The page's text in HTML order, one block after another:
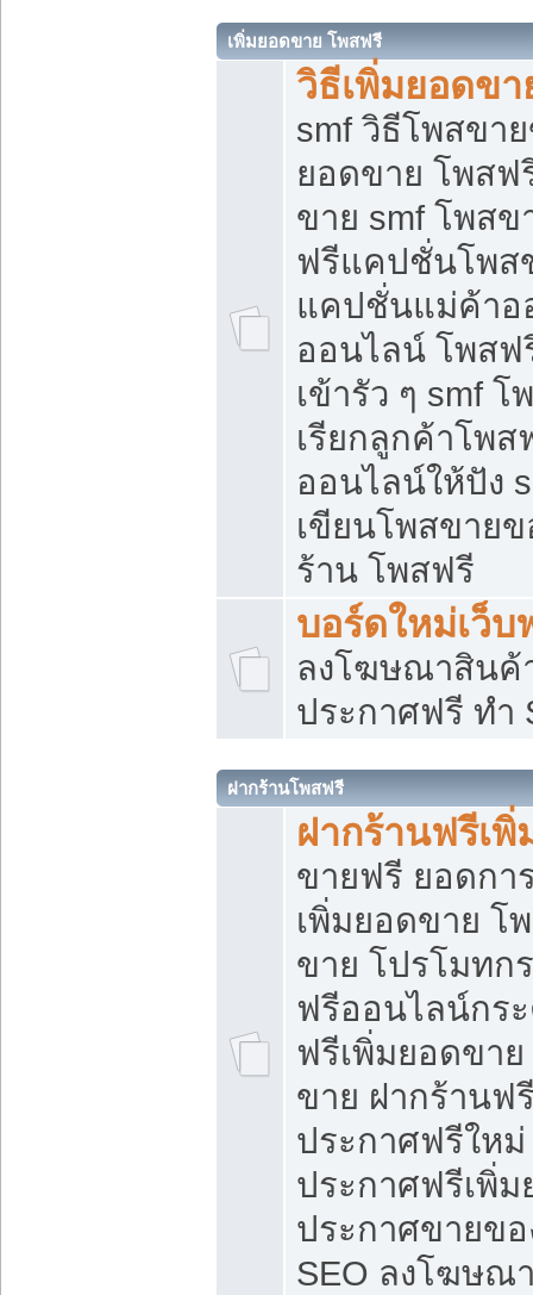
เพิ่มยอดขาย โพสฟรี
วิธีเพิ่มยอดข
smf วิธีโพสขา
ยอดขาย โพสฟ
ขาย smf โพส
ฟรีแคปชั่นโพส
แคปชั่นแม่ค้า
ออนไลน์ โพสฟ
เข้ารัว ๆ smf
เรียกลูกค้าโพส
ออนไลน์ให้ปัง
เขียนโพสขาย
ร้าน โพสฟรี
บอร์ดใหม่เว็บ
ลงโฆษณาสิน
ประกาศฟรี ทำ
ฝากร้านโพสฟรี
ฝากร้านฟรีเ
ขายฟรี ยอดกา
เพิ่มยอดขาย โ
ขาย โปรโมทก
ฟรีออนไลน์กร
ฟรีเพิ่มยอดขา
ขาย ฝากร้านฟ
ประกาศฟรีใหม่
ประกาศฟรีเพิ่
ประกาศขายข
SEO ลงโฆษณ